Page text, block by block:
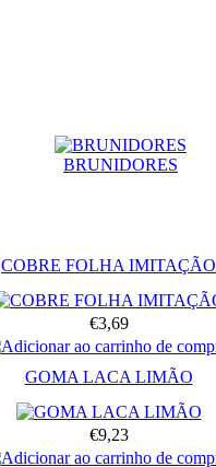
BRUNIDORES
COBRE FOLHA IMITAÇÃO
€3,69
GOMA LACA LIMÃO
€9,23